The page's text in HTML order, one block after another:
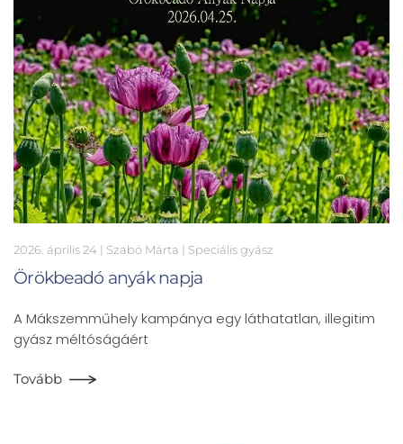
2026. április 24 | Szabó Márta | Speciális gyász
Örökbeadó anyák napja
A Mákszemműhely kampánya egy láthatatlan, illegitim
gyász méltóságáért
Tovább